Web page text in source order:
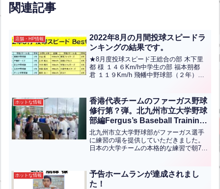
関連記事
店舗・HP情報
2022年8月の月間投球スピードラ
ンキングの結果です。
★8月度投球スピード王総合の部 木下里
都 様 １４６Km/h中学生の部 福本朔都
君 １１９Km/h 飛幡中野球部（２年）小
北平真都 君 ８９Kｍ/ｈ 照...全文はクリ
ック
ホットな情報
香港代表チームのファーガス野球
修行第？弾。北九州市立大学野球
部編Fergus’s Baseball Training
Journey with the Hong Kong
Representative Team: Part ? –
Featuring Kitakyushu
翻訳）
北九州市立大学野球部がファーガス選手
に練習の場を提供していただきました。
日本の大学チームの本格的な練習で朝7時
います。今後も来日の際は練習を受け入
れてくれると言ってい...全文はクリック
ホットな情報
予告ホームランが達成されまし
た！